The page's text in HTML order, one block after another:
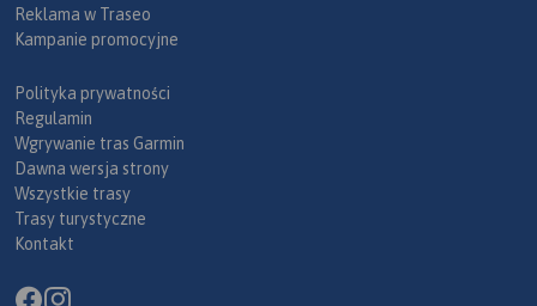
Reklama w Traseo
Kampanie promocyjne
Polityka prywatności
Regulamin
Wgrywanie tras Garmin
Dawna wersja strony
Wszystkie trasy
Trasy turystyczne
Kontakt